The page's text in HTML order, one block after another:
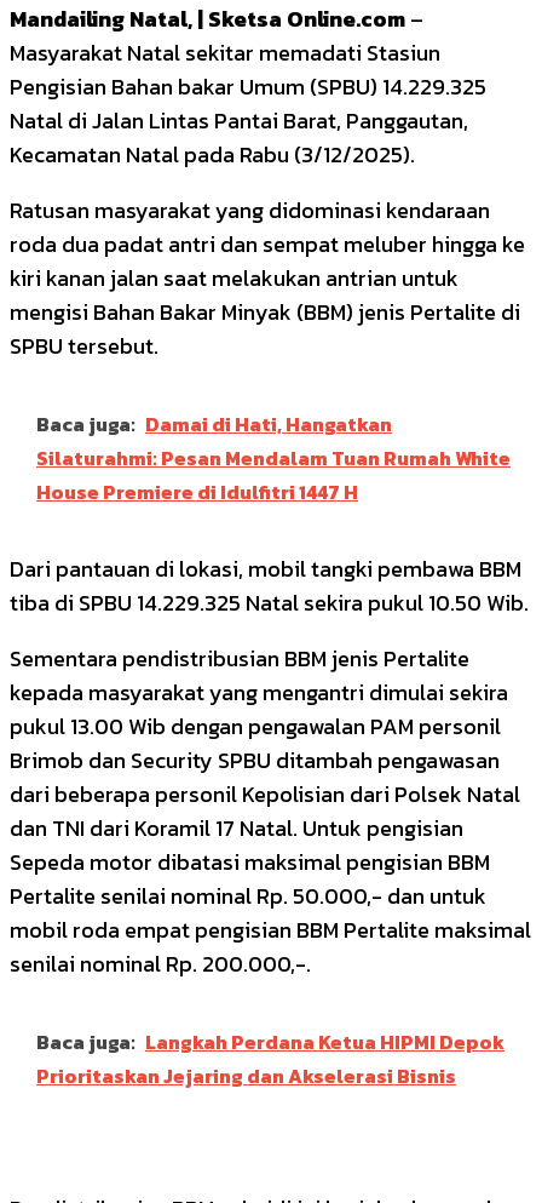
Mandailing Natal, | Sketsa Online.com–
Masyarakat Natal sekitar memadati Stasiun
Pengisian Bahan bakar Umum (SPBU) 14.229.325
Natal di Jalan Lintas Pantai Barat, Panggautan,
Kecamatan Natal pada Rabu (3/12/2025).
Ratusan masyarakat yang didominasi kendaraan
roda dua padat antri dan sempat meluber hingga ke
kiri kanan jalan saat melakukan antrian untuk
mengisi Bahan Bakar Minyak (BBM) jenis Pertalite di
SPBU tersebut.
Baca juga: Damai di Hati, Hangatkan
Silaturahmi: Pesan Mendalam Tuan Rumah White
House Premiere di Idulfitri 1447 H
Dari pantauan di lokasi, mobil tangki pembawa BBM
tiba di SPBU 14.229.325 Natal sekira pukul 10.50 Wib.
Sementara pendistribusian BBM jenis Pertalite
kepada masyarakat yang mengantri dimulai sekira
pukul 13.00 Wib dengan pengawalan PAM personil
Brimob dan Security SPBU ditambah pengawasan
dari beberapa personil Kepolisian dari Polsek Natal
dan TNI dari Koramil 17 Natal. Untuk pengisian
Sepeda motor dibatasi maksimal pengisian BBM
Pertalite senilai nominal Rp. 50.000,- dan untuk
mobil roda empat pengisian BBM Pertalite maksimal
senilai nominal Rp. 200.000,-.
Baca juga: Langkah Perdana Ketua HIPMI Depok
Prioritaskan Jejaring dan Akselerasi Bisnis